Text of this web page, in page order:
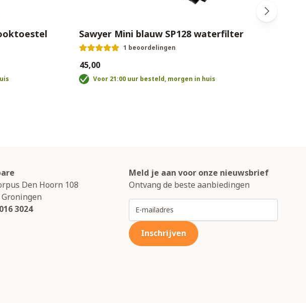
Sawyer Mini blauw SP128 waterfilter
1 beoordelingen
€45,00
Voor 21:00 uur besteld, morgen in huis
Den Hoorn 108
Groningen
3024
Meld je aan voor onze nieuwsbrief
Ontvang de beste aanbiedingen
E-mailadres
Inschrijven